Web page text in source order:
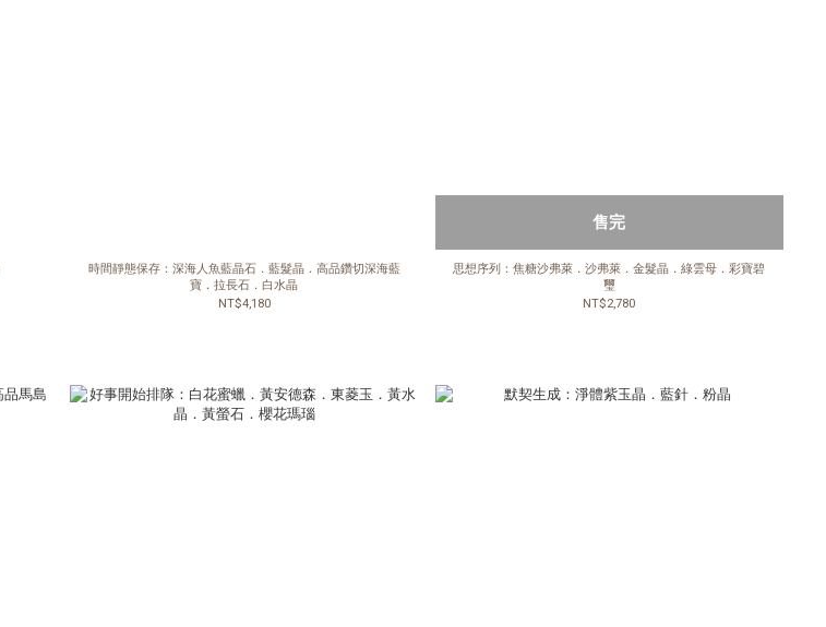
時間靜態保存：深海人魚藍晶石．藍髮晶．高品鑽切深海藍
寶．拉長石．白水晶
NT$4,180
售完
思想序列：焦糖沙弗萊．沙弗萊．金髮晶．綠雲母．彩寶碧
璽
NT$2,780